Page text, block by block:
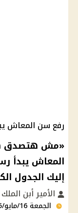
رفع سن المعاش يبدأ
«مش هتصدق
إليك الجدول
الأمير أبن الملك
الجمعة 16/مايو/2025 - 10:33 ص